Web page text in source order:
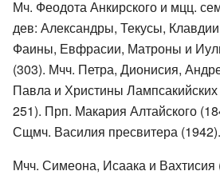
Мч. Феодота Анкирского и мцц.
дев: Александры, Текусы,
Фаины, Евфрасии, Матроны и
(303). Мчч. Петра, Дионисия,
Павла и Христины
251). Прп. Макария Алтайского
Сщмч. Василия пресвитера (1942).
Мчч. Симеона, Исаака и